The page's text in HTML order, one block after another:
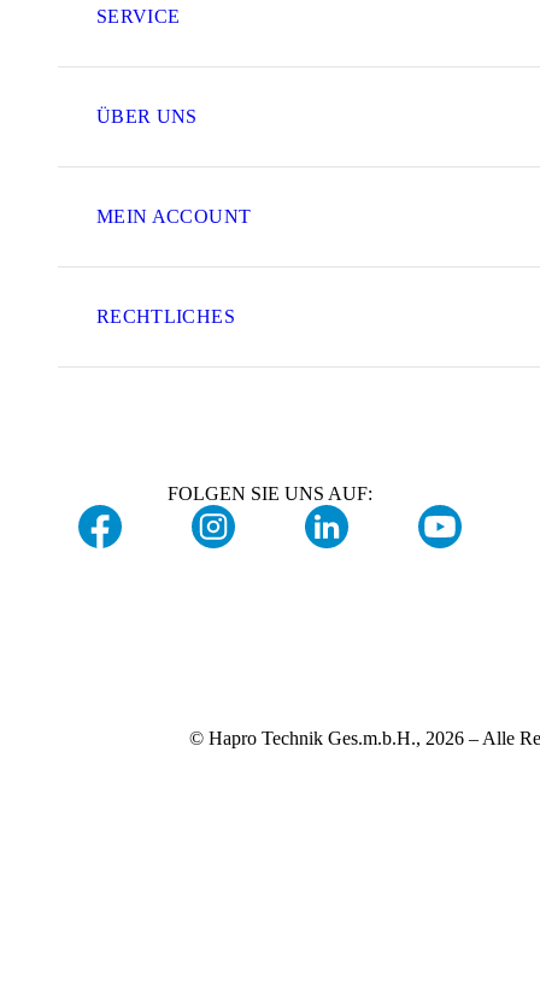
SERVICE
ÜBER UNS
MEIN ACCOUNT
RECHTLICHES
FOLGEN SIE UNS AUF:
© Hapro Technik Ges.m.b.H., 2026 – Alle